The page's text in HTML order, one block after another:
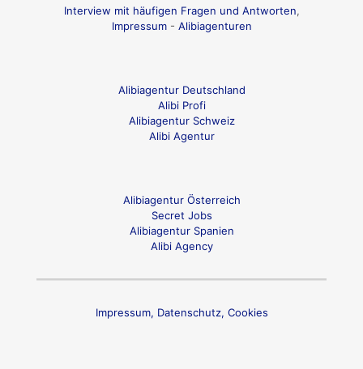
Interview mit häufigen Fragen und Antworten,
Impressum- Alibiagenturen
Alibiagentur Deutschland
Alibi Profi
Alibiagentur Schweiz
Alibi Agentur
Alibiagentur Österreich
Secret Jobs
Alibiagentur Spanien
Alibi Agency
Impressum, Datenschutz, Cookies